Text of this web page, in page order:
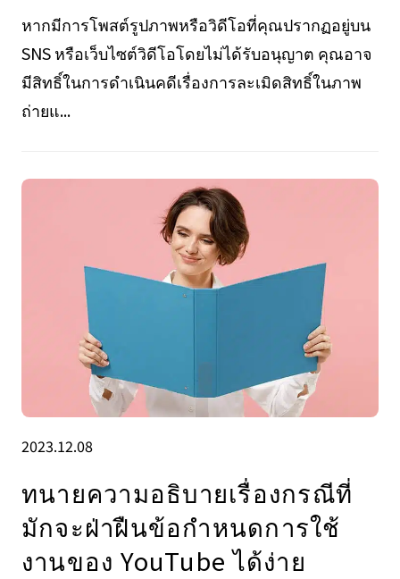
หากมีการโพสต์รูปภาพหรือวิดีโอที่คุณปรากฏอยู่บน
SNS หรือเว็บไซต์วิดีโอโดยไม่ได้รับอนุญาต คุณอาจ
มีสิทธิ์ในการดำเนินคดีเรื่องการละเมิดสิทธิ์ในภาพ
ถ่ายแ...
2023.12.08
ทนายความอธิบายเรื่องกรณีที่
มักจะฝ่าฝืนข้อกำหนดการใช้
งานของ YouTube ได้ง่าย